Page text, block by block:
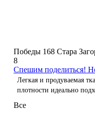
Победы 168 Стара
8
Спешим поделиться!
Легкая и продуваемая
плотности идеально
Все